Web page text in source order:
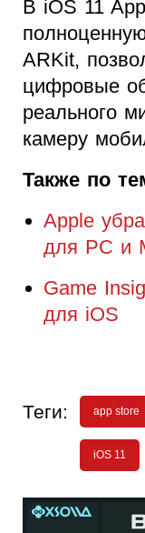
В iOS 11
ARKit,
цифровые
реального
камеру
Также по
Apple
для PC и
Game
для iOS
Теги: app store
iOS 11